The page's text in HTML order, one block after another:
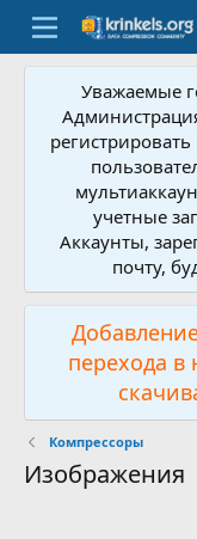
Уважаемые
учетные
Аккаунты,
почту,
перехода в
Компрессоры
Изображения